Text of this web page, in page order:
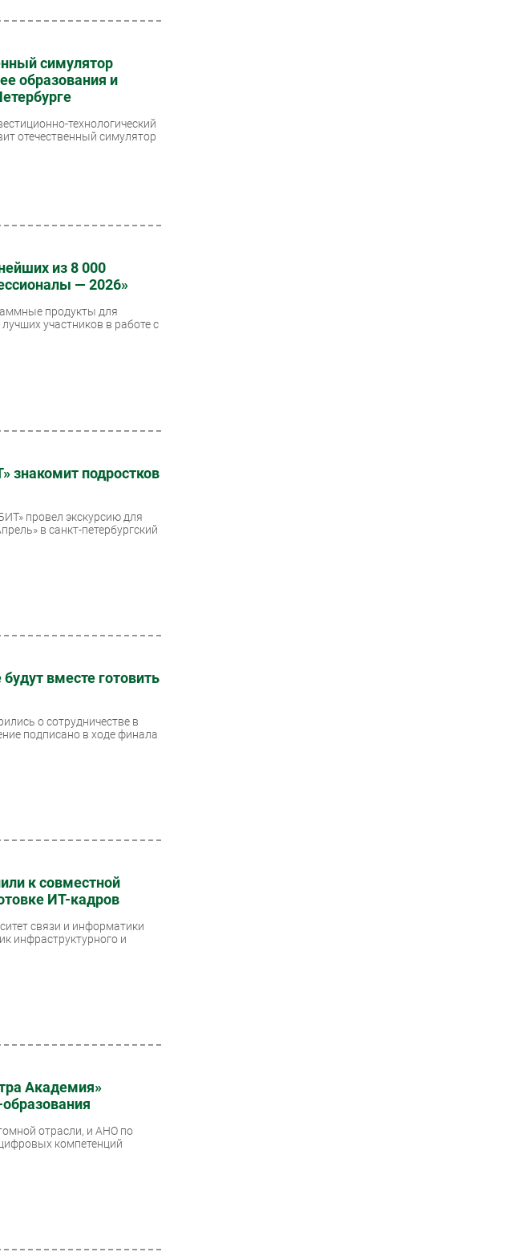
симулятор
образования и
технологический
отечественный симулятор
из 8 000
— 2026»
продукты для
участников в работе с
знакомит подростков
провел экскурсию для
в санкт-петербургский
вместе готовить
о сотрудничестве в
подписано в ходе финала
к совместной
ИТ-кадров
связи и информатики
инфраструктурного и
Академия»
отрасли, и АНО по
компетенций